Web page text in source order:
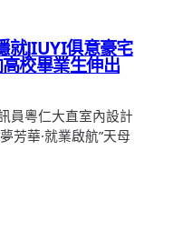
就JIUYI俱意豪宅
校畢業生伸出
員粵仁大直室內設計
芳華·就業啟航”天母